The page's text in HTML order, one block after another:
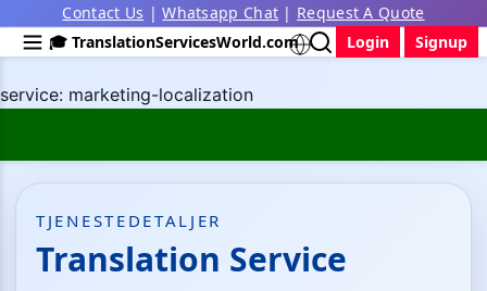
service: marketing-localization
Contact Us |Whatsapp Chat | Request A Quote
🎓 TranslationServicesWorld.com
Login Signup
TJENESTEDETALJER
Translation Service